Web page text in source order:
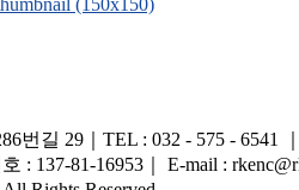
(150x150)
번길 29｜TEL : 032 - 575 - 6541
: 137-81-16953｜ E-mail :